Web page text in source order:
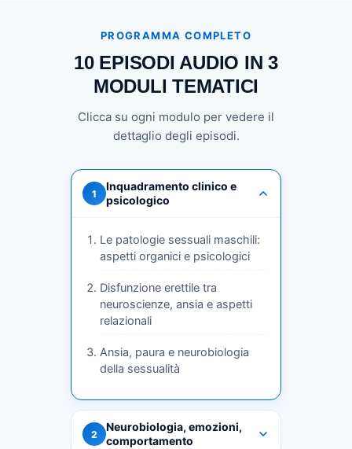
PROGRAMMA COMPLETO
10 EPISODI AUDIO IN 3
MODULI TEMATICI
Clicca su ogni modulo per vedere il
dettaglio degli episodi.
1
Inquadramento clinico e
psicologico
Le patologie sessuali maschili:
aspetti organici e psicologici
Disfunzione erettile tra
neuroscienze, ansia e aspetti
relazionali
Ansia, paura e neurobiologia
della sessualità
2
Neurobiologia, emozioni,
comportamento